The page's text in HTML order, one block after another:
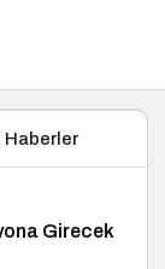
Haberler
Girecek